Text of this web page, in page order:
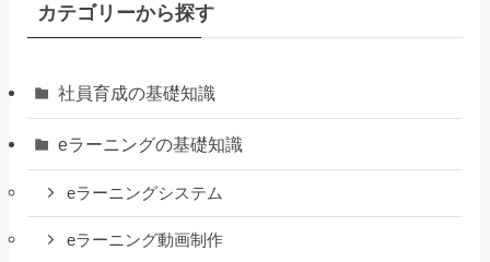
カテゴリーから探す
社員育成の基礎知識
eラーニングの基礎知識
eラーニングシステム
eラーニング動画制作